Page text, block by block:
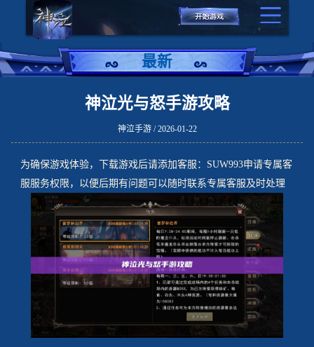
最新
神泣光与怒手游攻略
神泣手游 / 2026-01-22
为确保游戏体验，下载游戏后请添加客服：SUW993申请专属客
服服务权限，以便后期有问题可以随时联系专属客服及时处理